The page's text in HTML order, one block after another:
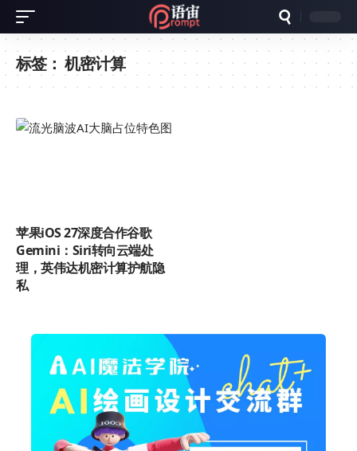
标签： 机密计算
苹果iOS 27深度合作谷歌
Gemini：Siri转向云端处
理，英伟达机密计算护航隐
私